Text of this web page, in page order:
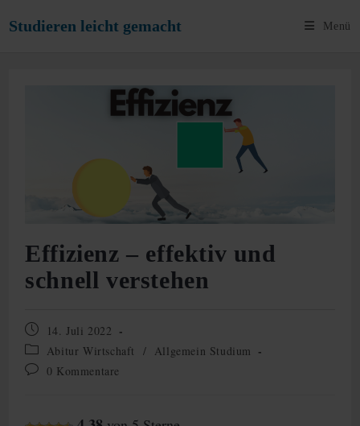
Inhalt
Studieren leicht gemacht Menü
Effizienz – effektiv und
schnell verstehen
Beitrag
veröffentlicht:
14. Juli 2022
Beitrags-
Kategorie:
Abitur Wirtschaft / Allgemein Studium
Beitrags-0 Kommentare